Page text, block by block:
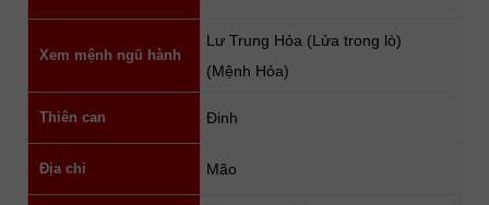
Xem mệnh ngũ hành
Lư Trung Hỏa (Lửa trong lò)
(Mệnh Hỏa)
Thiên can Đinh
Địa chi Mão